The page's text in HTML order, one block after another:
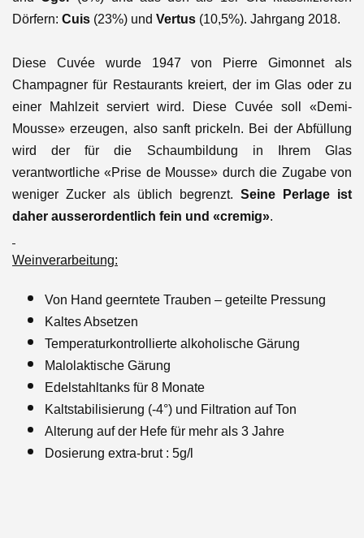
Dörfern: Cuis (23%) und Vertus (10,5%). Jahrgang 2018.
Diese Cuvée wurde 1947 von Pierre Gimonnet als
Champagner für Restaurants kreiert, der im Glas oder zu
einer Mahlzeit serviert wird. Diese Cuvée soll «Demi-
Mousse» erzeugen, also sanft prickeln. Bei der Abfüllung
wird der für die Schaumbildung in Ihrem Glas
verantwortliche «Prise de Mousse» durch die Zugabe von
weniger Zucker als üblich begrenzt. Seine Perlage ist
daher ausserordentlich fein und «cremig».
Weinverarbeitung:
Von Hand geerntete Trauben – geteilte Pressung
Kaltes Absetzen
Temperaturkontrollierte alkoholische Gärung
Malolaktische Gärung
Edelstahltanks für 8 Monate
Kaltstabilisierung (-4°) und Filtration auf Ton
Alterung auf der Hefe für mehr als 3 Jahre
Dosierung extra-brut : 5g/l